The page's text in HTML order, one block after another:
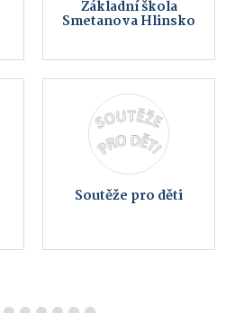
Základní škola
Smetanova Hlinsko
Soutěže pro děti